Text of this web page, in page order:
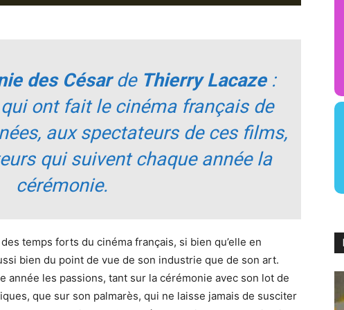
des Césarde Thierry Lacaze :
ont fait le cinéma français de
aux spectateurs de ces films,
qui suivent chaque année la
cérémonie.
temps forts du cinéma français, si bien qu’elle en
bien du point de vue de son industrie que de son art.
année les passions, tant sur la cérémonie avec son lot de
que sur son palmarès, qui ne laisse jamais de susciter